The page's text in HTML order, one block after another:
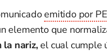
emitido por
elemento que
la nariz, el cual cumple